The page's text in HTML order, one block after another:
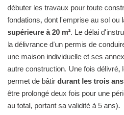
débuter les travaux pour toute
fondations, dont l'emprise au sol ou
supérieure à 20 m². Le délai
la délivrance d'un permis de
une maison individuelle et ses
autre construction. Une fois délivré,
permet de bâtir durant les trois
être prolongé deux fois pour une
au total, portant sa validité à 5 ans).